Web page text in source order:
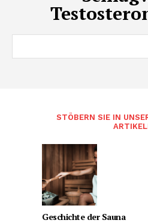
STÖBERN SIE IN
Geschichte der Sauna